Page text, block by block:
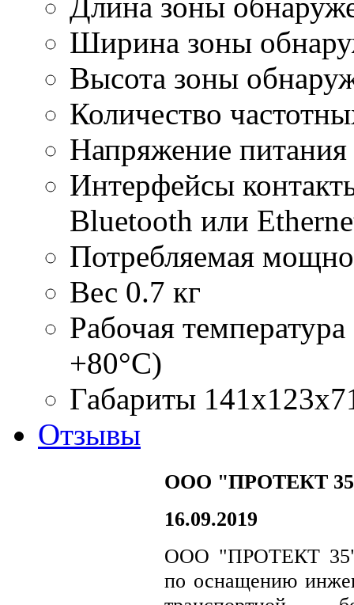
Ширина зоны
Высота зоны
Количество
Напряжение питания
Интерфейсы
Bluetooth или
Потребляемая
Вес 0.7 кг
Рабочая температура
+80°С)
Габариты
Отзывы
ООО "ПРОТЕКТ
16.09.2019
ООО "ПРОТЕКТ 35"
по оснащению